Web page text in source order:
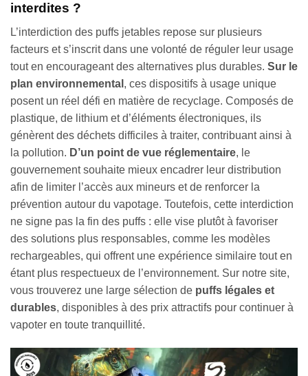
interdites ?
L’interdiction des puffs jetables repose sur plusieurs
facteurs et s’inscrit dans une volonté de réguler leur usage
tout en encourageant des alternatives plus durables. Sur le
plan environnemental , ces dispositifs à usage unique
posent un réel défi en matière de recyclage. Composés de
plastique, de lithium et d’éléments électroniques, ils
génèrent des déchets difficiles à traiter, contribuant ainsi à
la pollution. D’un point de vue réglementaire, le
gouvernement souhaite mieux encadrer leur distribution
afin de limiter l’accès aux mineurs et de renforcer la
prévention autour du vapotage. Toutefois, cette interdiction
ne signe pas la fin des puffs : elle vise plutôt à favoriser
des solutions plus responsables, comme les modèles
rechargeables, qui offrent une expérience similaire tout en
étant plus respectueux de l’environnement. Sur notre site,
vous trouverez une large sélection de puffs légales et
durables, disponibles à des prix attractifs pour continuer à
vapoter en toute tranquillité.